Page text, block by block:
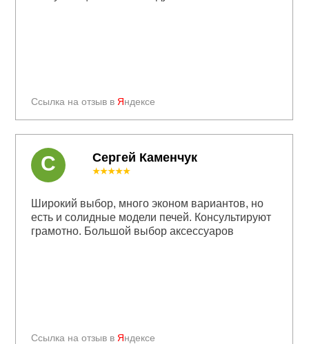
Ссылка на отзыв в Яндексе
Сергей Каменчук
Ссылка на отзыв в Яндексе
★★★★★
Широкий выбор, много эконом вариантов, но
есть и солидные модели печей. Консультируют
грамотно. Большой выбор аксессуаров
С